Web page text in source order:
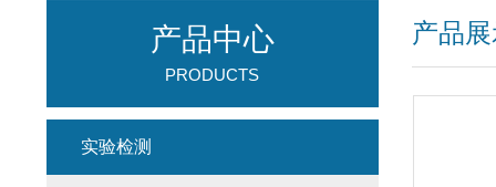
产品
产品中心
PRODUCTS
实验检测